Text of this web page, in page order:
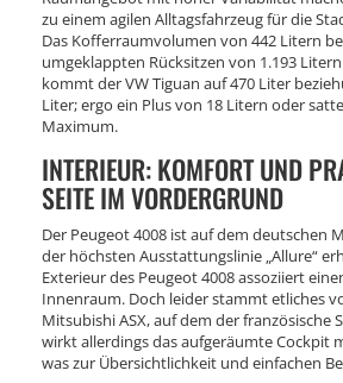
zu einem agilen Alltagsfahrzeug für die
Das Kofferraumvolumen von 442 Litern
umgeklappten Rücksitzen von 1.193
kommt der VW Tiguan auf 470 Liter
Liter; ergo ein Plus von 18 Litern oder
Maximum.
INTERIEUR: KOMFORT UND
SEITE IM VORDERGRUND
Der Peugeot 4008 ist auf dem deutschen
der höchsten Ausstattungslinie „Allure“
Exterieur des Peugeot 4008 assoziiert
Innenraum. Doch leider stammt etliches
Mitsubishi ASX, auf dem der französische
wirkt allerdings das aufgeräumte Cockpit
was zur Übersichtlichkeit und einfachen